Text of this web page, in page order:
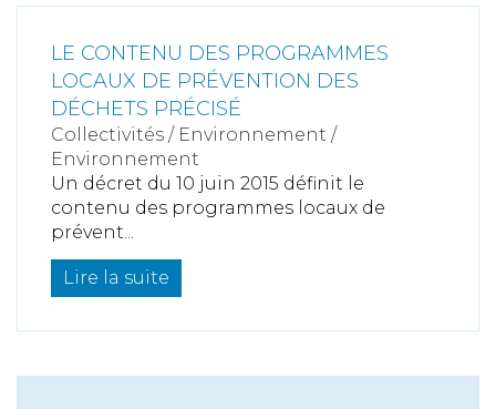
LE CONTENU DES PROGRAMMES
LOCAUX DE PRÉVENTION DES
DÉCHETS PRÉCISÉ
Collectivités / Environnement /
Environnement
Un décret du 10 juin 2015 définit le
contenu des programmes locaux de
prévent...
Lire la suite